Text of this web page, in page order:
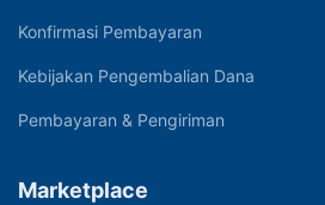
Konfirmasi Pembayaran
Kebijakan Pengembalian Dana
Pembayaran & Pengiriman
Marketplace